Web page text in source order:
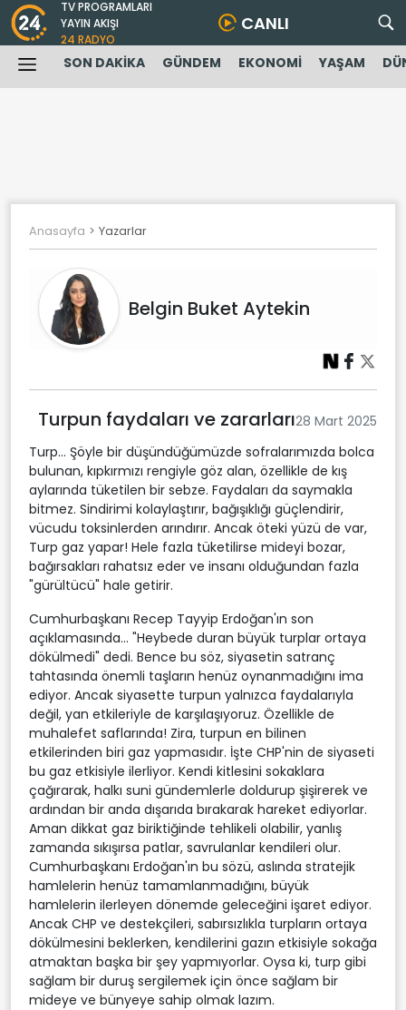
TV PROGRAMLARI
YAYIN AKIŞI
24 RADYO
CANLI
SON DAKİKA GÜNDEM EKONOMİ YAŞAM
Anasayfa Yazarlar
Belgin Buket Aytekin
Turpun faydaları ve zararları28 Mart 2025
Turp... Şöyle bir düşündüğümüzde sofralarımızda bolca
bulunan, kıpkırmızı rengiyle göz alan, özellikle de kış
aylarında tüketilen bir sebze. Faydaları da saymakla
bitmez. Sindirimi kolaylaştırır, bağışıklığı güçlendirir,
vücudu toksinlerden arındırır. Ancak öteki yüzü de var,
Turp gaz yapar! Hele fazla tüketilirse mideyi bozar,
bağırsakları rahatsız eder ve insanı olduğundan fazla
"gürültücü" hale getirir.
Cumhurbaşkanı Recep Tayyip Erdoğan'ın son
açıklamasında... "Heybede duran büyük turplar ortaya
dökülmedi" dedi. Bence bu söz, siyasetin satranç
tahtasında önemli taşların henüz oynanmadığını ima
ediyor. Ancak siyasette turpun yalnızca faydalarıyla
değil, yan etkileriyle de karşılaşıyoruz. Özellikle de
muhalefet saflarında! Zira, turpun en bilinen
etkilerinden biri gaz yapmasıdır. İşte CHP'nin de siyaseti
bu gaz etkisiyle ilerliyor. Kendi kitlesini sokaklara
çağırarak, halkı suni gündemlerle doldurup şişirerek ve
ardından bir anda dışarıda bırakarak hareket ediyorlar.
Aman dikkat gaz biriktiğinde tehlikeli olabilir, yanlış
zamanda sıkışırsa patlar, savrulanlar kendileri olur.
Cumhurbaşkanı Erdoğan'ın bu sözü, aslında stratejik
hamlelerin henüz tamamlanmadığını, büyük
hamlelerin ilerleyen dönemde geleceğini işaret ediyor.
Ancak CHP ve destekçileri, sabırsızlıkla turpların ortaya
dökülmesini beklerken, kendilerini gazın etkisiyle sokağa
atmaktan başka bir şey yapmıyorlar. Oysa ki, turp gibi
sağlam bir duruş sergilemek için önce sağlam bir
mideye ve bünyeye sahip olmak lazım.